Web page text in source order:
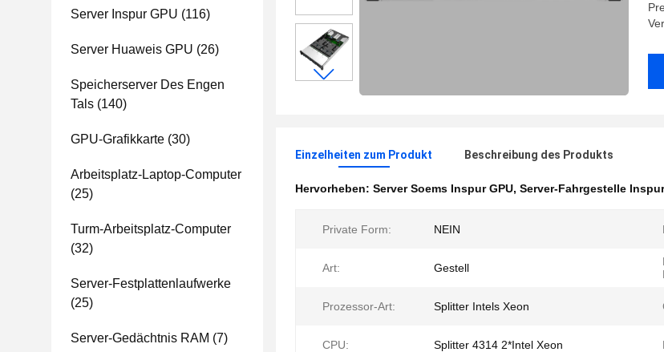
Server Inspur GPU (116)
Server Huaweis GPU (26)
Speicherserver Des Engen
Tals (140)
GPU-Grafikkarte (30)
Arbeitsplatz-Laptop-Computer
(25)
Turm-Arbeitsplatz-Computer
(32)
Server-Festplattenlaufwerke
(25)
Server-Gedächtnis RAM (7)
Einzelheiten zum Produkt Beschreibung des Produkts
Hervorheben: Server Soems Inspur GPU, Server-Fahrgestelle
Private Form: NEIN
Art: Gestell
Prozessor-Art: Splitter Intels Xeon
CPU: Splitter 4314 2*Intel Xeon